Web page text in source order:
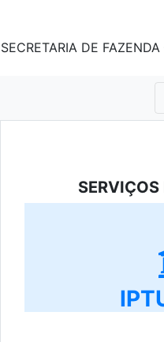
SECRETARIA DE
SERVIÇOS